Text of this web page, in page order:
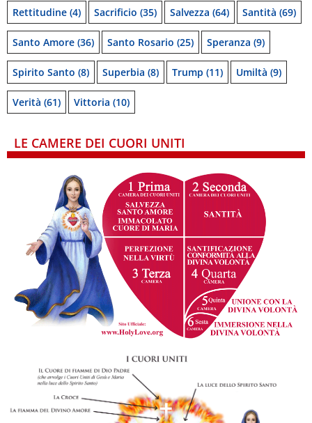
Rettitudine (4) Sacrificio (35) Salvezza (64) Santità (69)
Santo Amore (36) Santo Rosario (25) Speranza (9)
Spirito Santo (8) Superbia (8) Trump (11) Umiltà (9)
Verità (61) Vittoria (10)
LE CAMERE DEI CUORI UNITI